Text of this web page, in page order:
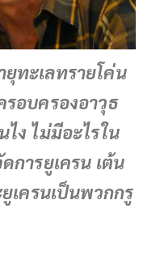
ทะเลทรายโค่น
อบครองอาวุธ
ไง ไม่มีอะไรใน
การยูเครน เต้น
เครนเป็นพวกกรู